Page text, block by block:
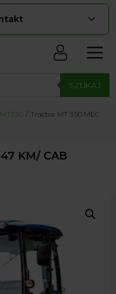
SZUKAJ
Tractor MT 3.50 MEC
KM/ CAB